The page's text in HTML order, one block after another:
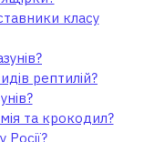
класу
рептилій?
та крокодил?
Росії?